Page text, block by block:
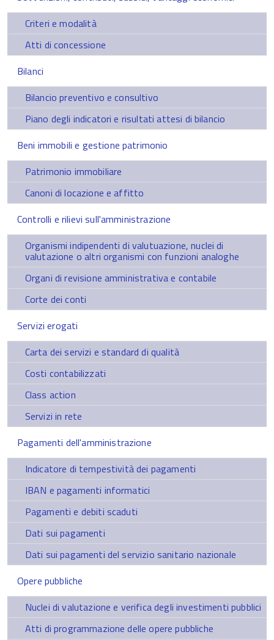
Criteri e modalità
Atti di concessione
Bilanci
Bilancio preventivo e consultivo
Piano degli indicatori e risultati attesi di bilancio
Beni immobili e gestione patrimonio
Patrimonio immobiliare
Canoni di locazione e affitto
Controlli e rilievi sull'amministrazione
Organismi indipendenti di valutuazione, nuclei di
valutazione o altri organismi con funzioni analoghe
Organi di revisione amministrativa e contabile
Corte dei conti
Servizi erogati
Carta dei servizi e standard di qualità
Costi contabilizzati
Class action
Servizi in rete
Pagamenti dell'amministrazione
Indicatore di tempestività dei pagamenti
IBAN e pagamenti informatici
Pagamenti e debiti scaduti
Dati sui pagamenti
Dati sui pagamenti del servizio sanitario nazionale
Opere pubbliche
Nuclei di valutazione e verifica degli investimenti pubblici
Atti di programmazione delle opere pubbliche